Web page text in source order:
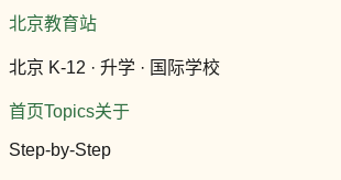
北京教育站
北京 K-12 · 升学 · 国际学校
首页Topics关于
Step-by-Step